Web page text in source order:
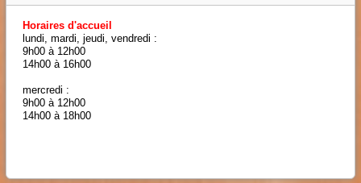
Horaires d'accueil
lundi, mardi, jeudi, vendredi :
9h00 à 12h00
14h00 à 16h00
mercredi :
9h00 à 12h00
14h00 à 18h00